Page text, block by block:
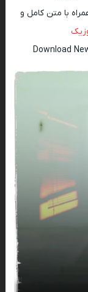
با متن کامل و
Download